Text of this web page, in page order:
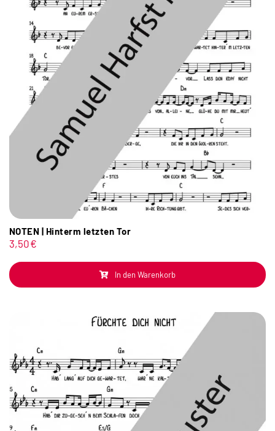
NOTEN | Hinterm letzten Tor
3,50€
In den Warenkorb